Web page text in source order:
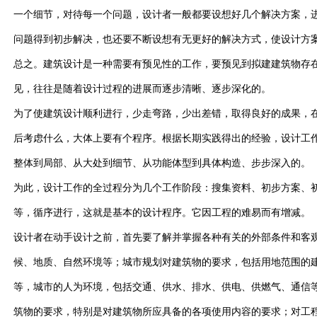
一个细节，对待每一个问题，设计者一般都要设想好几个解决方案，
问题得到初步解决，也还要不断设想有无更好的解决方式，使设计方
总之。建筑设计是一种需要有预见性的工作，要预见到拟建建筑物存
见，往往是随着设计过程的进展而逐步清晰、逐步深化的。
为了使建筑设计顺利进行，少走弯路，少出差错，取得良好的成果，
后考虑什么，大体上要有个程序。根据长期实践得出的经验，设计工
整体到局部、从大处到细节、从功能体型到具体构造、步步深入的。
为此，设计工作的全过程分为几个工作阶段：搜集资料、初步方案、
等，循序进行，这就是基本的设计程序。它因工程的难易而有增减。
设计者在动手设计之前，首先要了解并掌握各种有关的外部条件和客
候、地质、自然环境等；城市规划对建筑物的要求，包括用地范围的
等，城市的人为环境，包括交通、供水、排水、供电、供燃气、通信
筑物的要求，特别是对建筑物所应具备的各项使用内容的要求；对工